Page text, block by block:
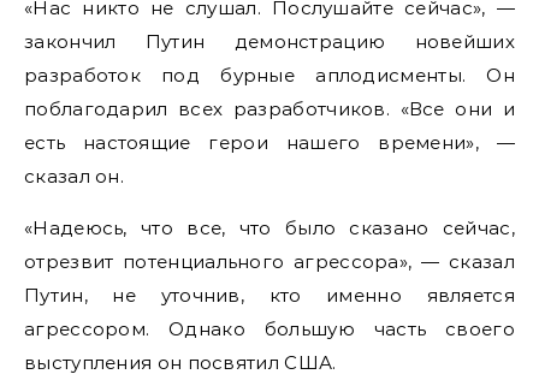
«Нас никто не слушал. Послушайте сейчас», —
закончил Путин демонстрацию новейших
разработок под бурные аплодисменты. Он
поблагодарил всех разработчиков. «Все они и
есть настоящие герои нашего времени», —
сказал он.
«Надеюсь, что все, что было сказано сейчас,
отрезвит потенциального агрессора», — сказал
Путин, не уточнив, кто именно является
агрессором. Однако большую часть своего
выступления он посвятил США.